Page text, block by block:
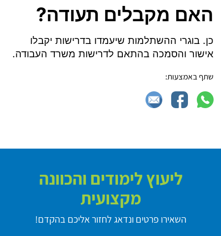
האם מקבלים תעודה?
כן. בוגרי ההשתלמות שיעמדו בדרישות יקבלו
אישור והסמכה בהתאם לדרישות משרד העבודה.
שתף באמצעות:
ליעוץ לימודים והכוונה
מקצועית
השאירו פרטים ונדאג לחזור אליכם בהקדם!